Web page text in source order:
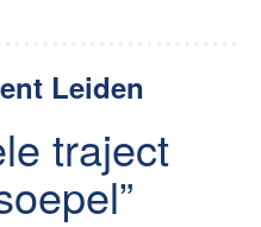
Leiden
traject